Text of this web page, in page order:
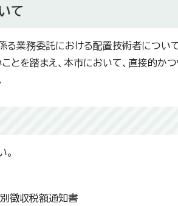
て
る業務委託における配置技術者につい
とを踏まえ、本市において、直接的
。
徴収税額通知書